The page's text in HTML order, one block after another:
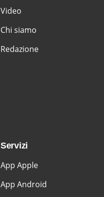
Video
Chi siamo
Redazione
Servizi
App Apple
App Android